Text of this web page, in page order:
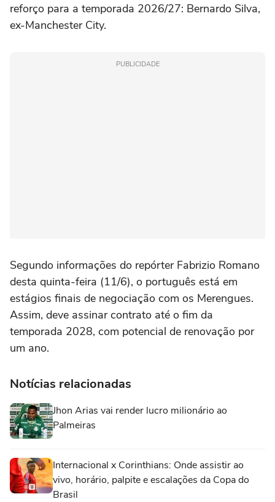
reforço para a temporada 2026/27: Bernardo Silva,
ex-Manchester City.
PUBLICIDADE
Segundo informações do repórter Fabrizio Romano
desta quinta-feira (11/6), o português está em
estágios finais de negociação com os Merengues.
Assim, deve assinar contrato até o fim da
temporada 2028, com potencial de renovação por
um ano.
Notícias relacionadas
Jhon Arias vai render lucro milionário ao
Palmeiras
Internacional x Corinthians: Onde assistir ao
vivo, horário, palpite e escalações da Copa do
Brasil